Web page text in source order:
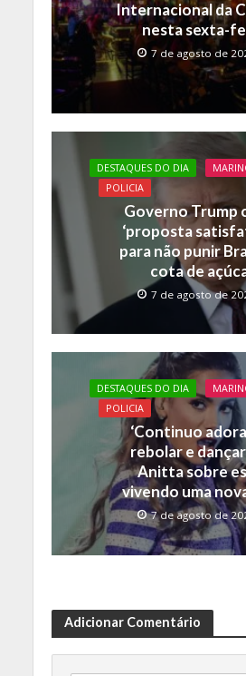
Internacional da
nesta sexta-
7 de agosto de
DESTAQUES DO DIA
POLICIA
Governo Trump
‘proposta
para não punir
cota de
7 de agosto de
DESTAQUES DO DIA
POLICIA
‘Continuo
rebolar e
Anitta sobre
vivendo uma
7 de agosto de
Adicionar Comentário